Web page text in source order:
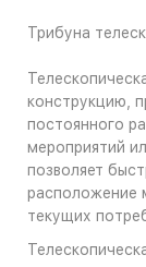
Трибуна
конструкцию,
постоянного
мероприятий
позволяет
расположение
текущих